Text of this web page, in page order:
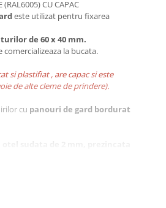
(RAL6005) CU CAPAC
este utilizat pentru fixarea
de 60 x 40 mm.
comercializeaza la bucata.
si plastifiat , are capac si este
de alte cleme de prindere).
cu panouri de gard bordurat